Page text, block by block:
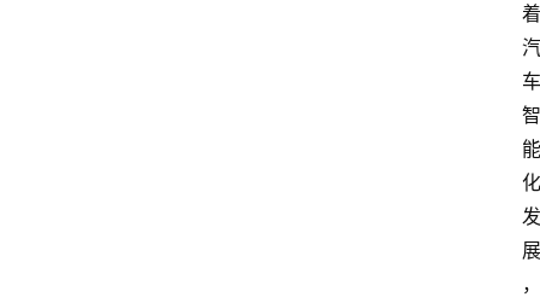
着
汽
车
智
能
化
发
展
，